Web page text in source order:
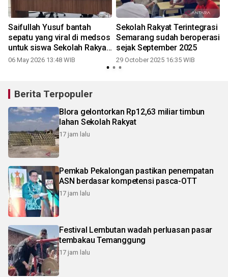
Saifullah Yusuf bantah
sepatu yang viral di medsos
untuk siswa Sekolah Rakyat
dari Kemensos
06 May 2026 13:48 WIB
Sekolah Rakyat Terintegrasi
Semarang sudah beroperasi
sejak September 2025
29 October 2025 16:35 WIB
Berita Terpopuler
Blora gelontorkan Rp12,63 miliar timbun
lahan Sekolah Rakyat
17 jam lalu
Pemkab Pekalongan pastikan penempatan
ASN berdasar kompetensi pasca-OTT
17 jam lalu
Festival Lembutan wadah perluasan pasar
tembakau Temanggung
17 jam lalu